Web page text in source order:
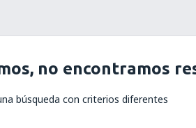
no encontramos
búsqueda con criterios diferentes